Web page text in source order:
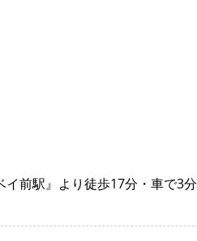
前駅』より徒歩17分・車で3分